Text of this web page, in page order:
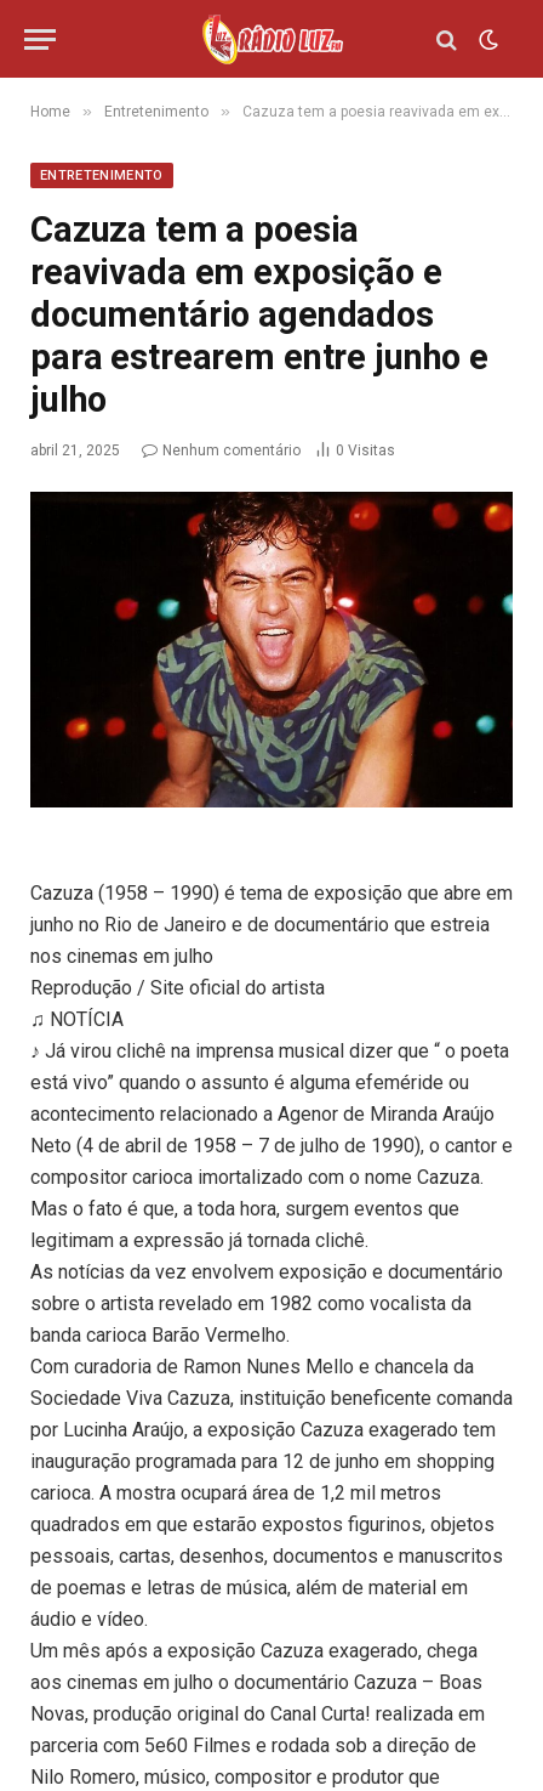
Home » Entretenimento » Cazuza tem a poesia reavivada em exposição e documentário agendados para estrearem entre junho e julho
ENTRETENIMENTO
Cazuza tem a poesia
reavivada em exposição e
documentário agendados
para estrearem entre junho e
julho
abril 21, 2025 Nenhum comentário 0 Visitas
Cazuza (1958 – 1990) é tema de exposição que abre em
junho no Rio de Janeiro e de documentário que estreia
nos cinemas em julho
Reprodução / Site oficial do artista
♫ NOTÍCIA
♪ Já virou clichê na imprensa musical dizer que “ o poeta
está vivo” quando o assunto é alguma efeméride ou
acontecimento relacionado a Agenor de Miranda Araújo
Neto (4 de abril de 1958 – 7 de julho de 1990), o cantor e
compositor carioca imortalizado com o nome Cazuza.
Mas o fato é que, a toda hora, surgem eventos que
legitimam a expressão já tornada clichê.
As notícias da vez envolvem exposição e documentário
sobre o artista revelado em 1982 como vocalista da
banda carioca Barão Vermelho.
Com curadoria de Ramon Nunes Mello e chancela da
Sociedade Viva Cazuza, instituição beneficente comanda
por Lucinha Araújo, a exposição Cazuza exagerado tem
inauguração programada para 12 de junho em shopping
carioca. A mostra ocupará área de 1,2 mil metros
quadrados em que estarão expostos figurinos, objetos
pessoais, cartas, desenhos, documentos e manuscritos
de poemas e letras de música, além de material em
áudio e vídeo.
Um mês após a exposição Cazuza exagerado, chega
aos cinemas em julho o documentário Cazuza – Boas
Novas, produção original do Canal Curta! realizada em
parceria com 5e60 Filmes e rodada sob a direção de
Nilo Romero, músico, compositor e produtor que